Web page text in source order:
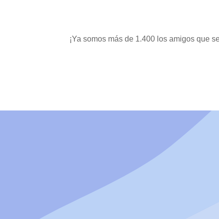
¡Ya somos más de 1.400 los amigos que